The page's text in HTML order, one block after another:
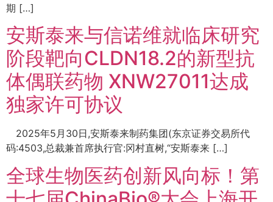
期 […]
安斯泰来与信诺维就临床研究
阶段靶向CLDN18.2的新型抗
体偶联药物 XNW27011达成
独家许可协议
2025年5月30日,安斯泰来制药集团(东京证券交易所代
码:4503,总裁兼首席执行官:冈村直树,“安斯泰来 […]
全球生物医药创新风向标！第